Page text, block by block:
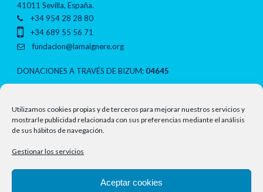
Utilizamos cookies propias y de terceros para mejorar nuestros servicios y
mostrarle publicidad relacionada con sus preferencias mediante el análisis
de sus hábitos de navegación.
Gestionar los servicios
Aceptar cookies
41011 Sevilla, España.
+34 954 28 28 80
+34 689 55 56 71
fundacion@lamaignere.org
DONACIONES A TRAVÉS DE BIZUM: 04645
NOTAS LEGALES
Política de privacidad